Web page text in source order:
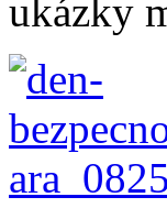
ukázky